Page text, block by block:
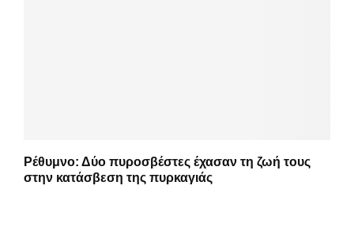
Ρέθυμνο: Δύο πυροσβέστες έχασαν τη ζωή τους
στην κατάσβεση της πυρκαγιάς